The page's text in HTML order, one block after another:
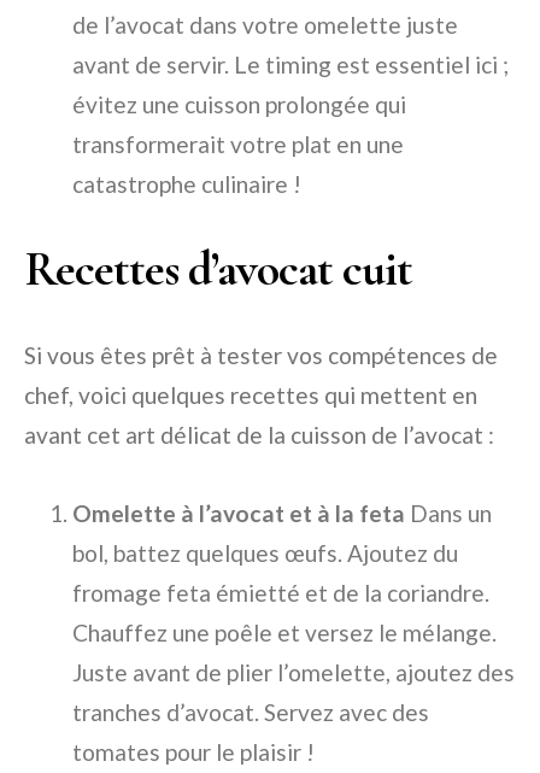
de l’avocat dans votre omelette juste
avant de servir. Le timing est essentiel ici ;
évitez une cuisson prolongée qui
transformerait votre plat en une
catastrophe culinaire !
Recettes d’avocat cuit
Si vous êtes prêt à tester vos compétences de
chef, voici quelques recettes qui mettent en
avant cet art délicat de la cuisson de l’avocat :
Omelette à l’avocat et à la feta Dans un
bol, battez quelques œufs. Ajoutez du
fromage feta émietté et de la coriandre.
Chauffez une poêle et versez le mélange.
Juste avant de plier l’omelette, ajoutez des
tranches d’avocat. Servez avec des
tomates pour le plaisir !